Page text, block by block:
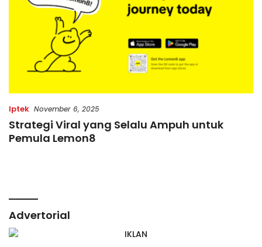
Iptek November 6, 2025
Strategi Viral yang Selalu Ampuh untuk
Pemula Lemon8
Advertorial